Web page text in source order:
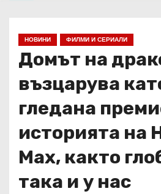
НОВИНИ ФИЛМИ И СЕРИАЛИ
Домът на
възцарува
гледана
историята на
Max, както
така и у нас